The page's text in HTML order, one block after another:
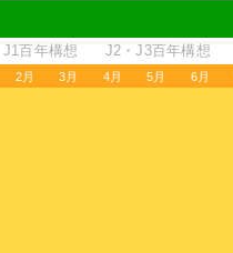
J1百年構想 J2・J3百年構想
2月 3月 4月 5月 6月